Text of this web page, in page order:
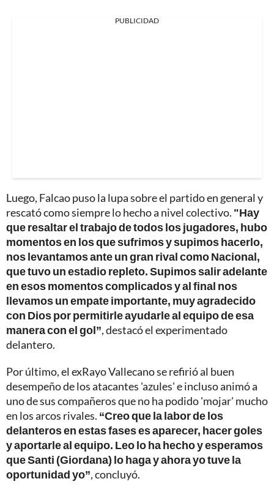
PUBLICIDAD
Luego, Falcao puso la lupa sobre el partido en general y
rescató como siempre lo hecho a nivel colectivo. "Hay
que resaltar el trabajo de todos los jugadores, hubo
momentos en los que sufrimos y supimos hacerlo,
nos levantamos ante un gran rival como Nacional,
que tuvo un estadio repleto. Supimos salir adelante
en esos momentos complicados y al final nos
llevamos un empate importante, muy agradecido
con Dios por permitirle ayudarle al equipo de esa
manera con el gol”, destacó el experimentado
delantero.
Por último, el exRayo Vallecano se refirió al buen
desempeño de los atacantes 'azules' e incluso animó a
uno de sus compañeros que no ha podido 'mojar' mucho
en los arcos rivales. “Creo que la labor de los
delanteros en estas fases es aparecer, hacer goles
y aportarle al equipo. Leo lo ha hecho y esperamos
que Santi (Giordana) lo haga y ahora yo tuve la
oportunidad yo”, concluyó.